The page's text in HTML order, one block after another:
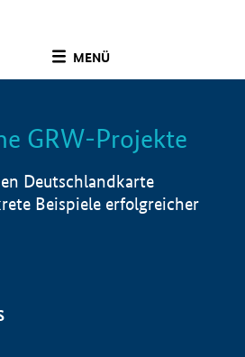
MENÜ
Info
GRW-Projekte
Deutschlandkarte
Beispiele erfolgreicher